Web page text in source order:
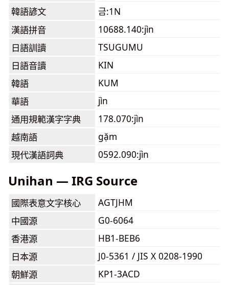
韓語諺文
금:1N
漢語拼音
10688.140:jìn
日語訓讀
TSUGUMU
日語音讀
KIN
韓語
KUM
華語
jìn
通用規範漢字字典
178.070:jìn
越南語
gặm
現代漢語詞典
0592.090:jìn
Unihan — IRG Source
國際表意文字核心
AGTJHM
中國源
G0-6064
香港源
HB1-BEB6
日本源
J0-5361 / JIS X 0208-1990
朝鮮源
KP1-3ACD